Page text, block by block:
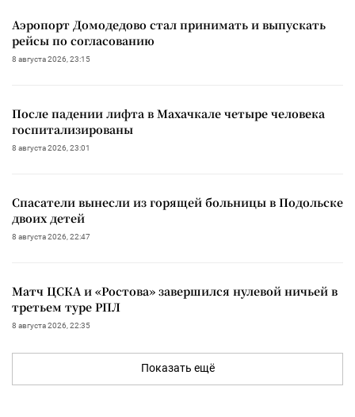
Аэропорт Домодедово стал принимать и выпускать
рейсы по согласованию
8 августа 2026, 23:15
После падении лифта в Махачкале четыре человека
госпитализированы
8 августа 2026, 23:01
Спасатели вынесли из горящей больницы в Подольске
двоих детей
8 августа 2026, 22:47
Матч ЦСКА и «Ростова» завершился нулевой ничьей в
третьем туре РПЛ
8 августа 2026, 22:35
Показать ещё